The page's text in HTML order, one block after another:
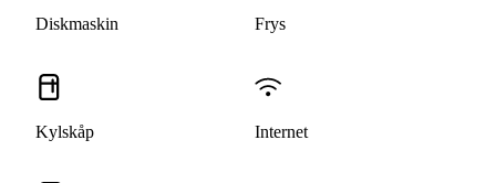
Diskmaskin Frys
Kylskåp Internet